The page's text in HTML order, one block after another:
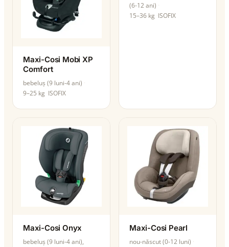
Maxi-Cosi Mobi XP
Comfort
bebeluș (9 luni-4 ani)
9–25 kg ISOFIX
(6-12 ani)
15–36 kg ISOFIX
Maxi-Cosi Onyx
bebeluș (9 luni-4 ani),
Maxi-Cosi Pearl
nou-născut (0-12 luni)